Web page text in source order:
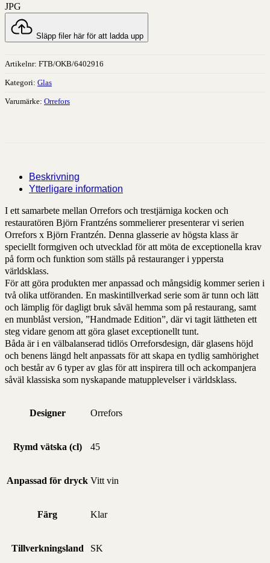
JPG
Släpp filer här för att ladda upp
Artikelnr: FTB/OKB/6402916
Kategori: Glas
Varumärke: Orrefors
Beskrivning
Ytterligare information
I ett samarbete mellan Orrefors och trestjärniga kocken och
restauratören Björn Frantzéns sommelierer presenterar vi serien
Orrefors x Björn Frantzén. Denna glasserie av högsta klass är
speciellt formgiven och utvecklad för att möta de exceptionella krav
på form och funktion som ställs på restauranger i yppersta
världsklass.
För att göra produkten mer anpassad och mångsidig kommer serien i
två olika utföranden. En maskintillverkad serie som är tunn och lätt
och lämplig för dagligt bruk såväl hemma som på restaurang, samt
en munblåst version, ”Handmade Edition”, där vi tagit lättheten ett
steg vidare genom att göra glaset exceptionellt tunt.
Båda är i en välbalanserad tidlös Orreforsdesign, där glasens höjd
och benens längd helt anpassats för att skapa en tydlig samhörighet
och består av 6 typer av glas för att inspirera till och ackompanjera
såväl klassiska som nyskapande matupplevelser i världsklass.
Designer Orrefors
Rymd vätska (cl) 45
Anpassad för dryck Vitt vin
Färg Klar
Tillverkningsland SK